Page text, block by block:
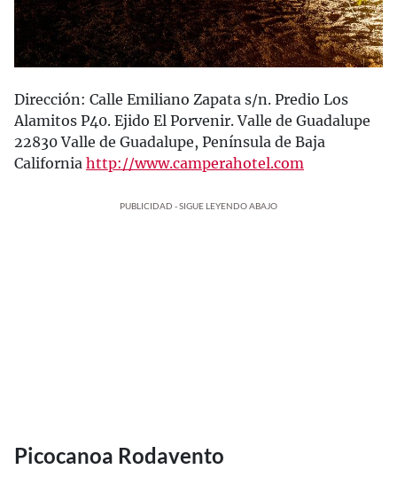
Dirección: Calle Emiliano Zapata s/n. Predio Los
Alamitos P40. Ejido El Porvenir. Valle de Guadalupe
22830 Valle de Guadalupe, Península de Baja
California http://www.camperahotel.com
PUBLICIDAD - SIGUE LEYENDO ABAJO
Picocanoa Rodavento